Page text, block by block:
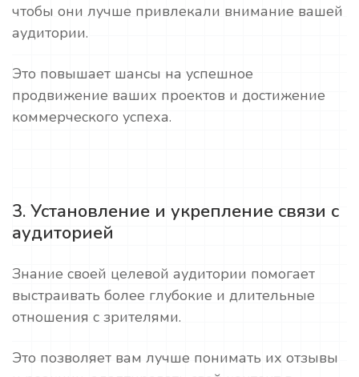
чтобы они лучше привлекали внимание вашей
аудитории.
Это повышает шансы на успешное
продвижение ваших проектов и достижение
коммерческого успеха.
3. Установление и укрепление связи с
аудиторией
Знание своей целевой аудитории помогает
выстраивать более глубокие и длительные
отношения с зрителями.
Это позволяет вам лучше понимать их отзывы